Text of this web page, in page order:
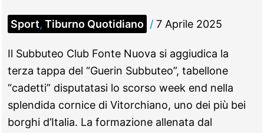
Sport, Tiburno Quotidiano / 7 Aprile 2025
Il Subbuteo Club Fonte Nuova si aggiudica la
terza tappa del “Guerin Subbuteo”, tabellone
“cadetti” disputatasi lo scorso week end nella
splendida cornice di Vitorchiano, uno dei più bei
borghi d’Italia. La formazione allenata dal